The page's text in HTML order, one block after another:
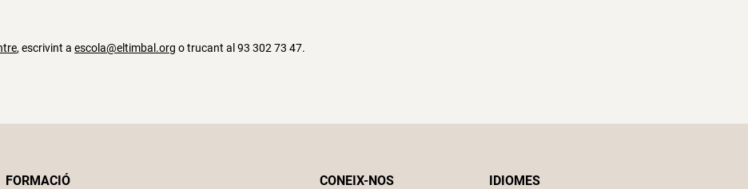
, escrivint aescola@eltimbal.org o trucant al 93 302 73 47.
FORMACIÓ CONEIX-NOS IDIOMES